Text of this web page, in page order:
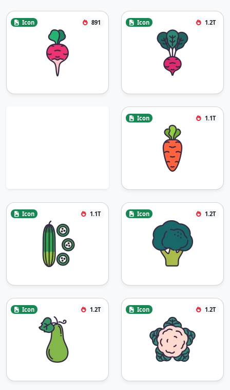
Icon 891 Icon 1.2T
Icon 1.1T
Icon 1.1T Icon 1.2T
Icon 1.2T Icon 1.2T